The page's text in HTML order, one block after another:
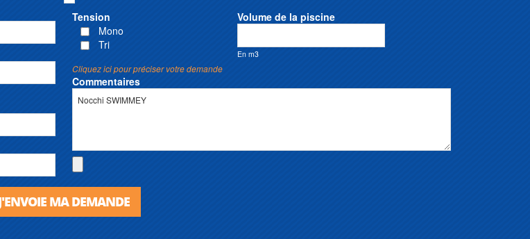
Tension
Mono
Tri
Volume de la piscine
En m3
Cliquez ici pour préciser votre demande
Commentaires
MA DEMANDE